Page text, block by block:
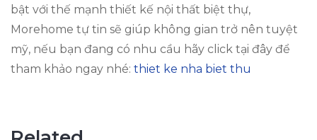
bật với thế mạnh thiết kế nội thất biệt thự,
Morehome tự tin sẽ giúp không gian trở nên tuyệt
mỹ, nếu bạn đang có nhu cầu hãy click tại đây để
tham khảo ngay nhé: thiet ke nha biet thu